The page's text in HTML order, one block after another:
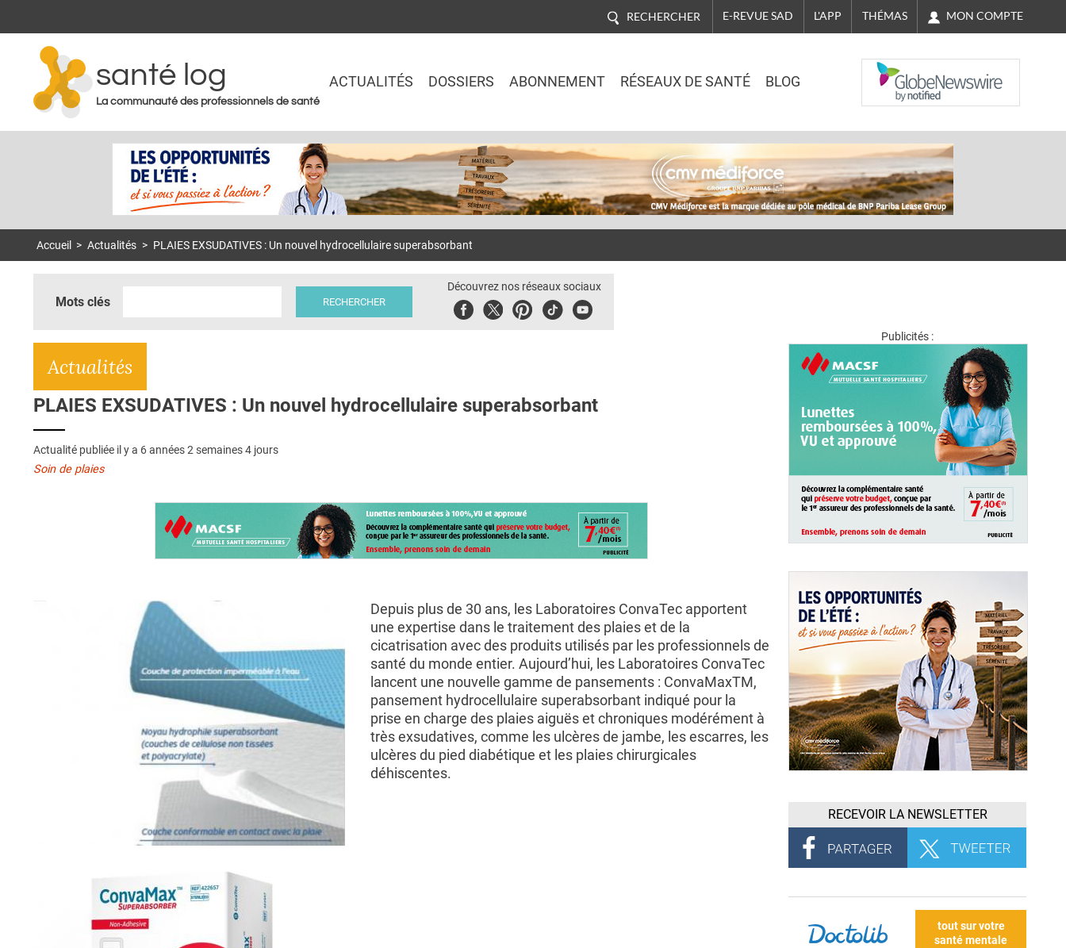
RECHERCHER E-REVUE SAD L'APP THÉMAS MON COMPTE
santé log
La communauté des professionnels de santé
ACTUALITÉS DOSSIERS ABONNEMENT RÉSEAUX DE SANTÉ BLOG
NASDAQ
Accueil > Actualités > PLAIES EXSUDATIVES : Un nouvel hydrocellulaire superabsorbant
Mots clés
Découvrez nos réseaux sociaux
FacebookTwitterPinterest
TiktokYoubute
Actualités
PLAIES EXSUDATIVES : Un nouvel hydrocellulaire superabsorbant
Actualité publiée il y a 6 années 2 semaines 4 jours
Soin de plaies
Depuis plus de 30 ans, les Laboratoires ConvaTec apportent
une expertise dans le traitement des plaies et de la
cicatrisation avec des produits utilisés par les professionnels de
santé du monde entier. Aujourd’hui, les Laboratoires ConvaTec
lancent une nouvelle gamme de pansements : ConvaMaxTM,
pansement hydrocellulaire superabsorbant indiqué pour la
prise en charge des plaies aiguës et chroniques modérément à
très exsudatives, comme les ulcères de jambe, les escarres, les
ulcères du pied diabétique et les plaies chirurgicales
déhiscentes.
Publicités :
RECEVOIR LA NEWSLETTER
tout sur votre
santé mentale